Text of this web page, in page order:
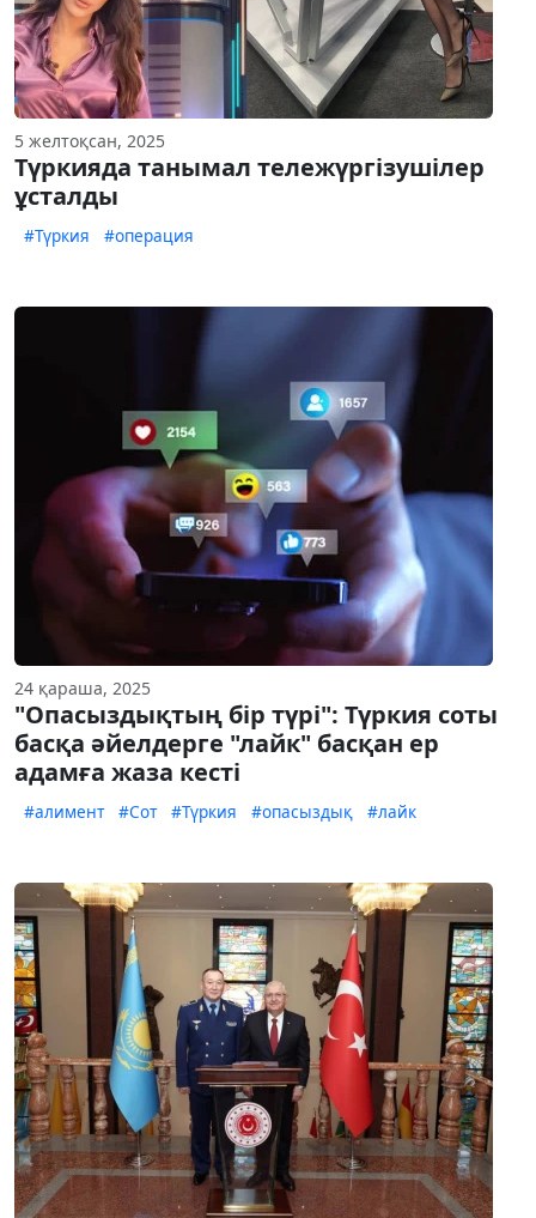
5 желтоқсан, 2025
Түркияда танымал тележүргізушілер
ұсталды
#Түркия #операция
24 қараша, 2025
"Опасыздықтың бір түрі": Түркия соты
басқа әйелдерге "лайк" басқан ер
адамға жаза кесті
#алимент #Сот #Түркия #опасыздық #лайк